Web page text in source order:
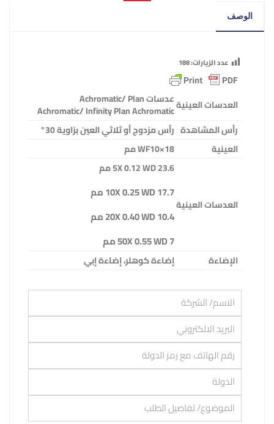
الوصف
عدد الزيارات:188
العدسات العينيةعدساتAchromatic/ Plan
Achromatic/ Infinity Plan Achromatic
رأس المشاهدة رأس مزدوج أو ثلاثي العين بزاوية 30°
العينية
WF10×18مم
العدسات العينية
5X 0.12 WD 23.6مم
10X 0.25 WD 17.7مم
20X 0.40 WD 10.4مم
50X 0.55 WD 7مم
الإضاءة إضاءة كوهلر، إضاءة إبي